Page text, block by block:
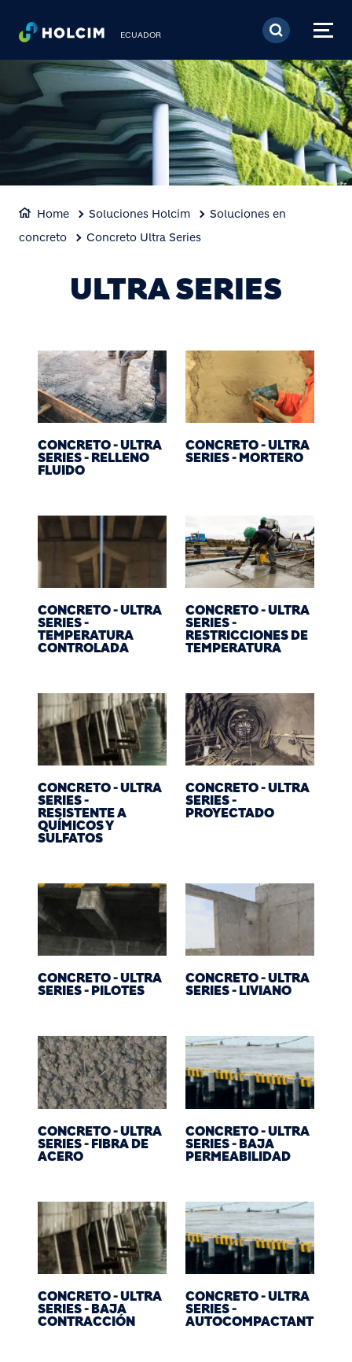
Pasar al contenido
ECUADOR
Home Soluciones Holcim
Soluciones en
concreto
Concreto Ultra Series
ULTRA SERIES
CONCRETO - ULTRA
SERIES - RELLENO
FLUIDO
CONCRETO - ULTRA
SERIES - MORTERO
CONCRETO - ULTRA
SERIES -
TEMPERATURA
CONTROLADA
CONCRETO - ULTRA
SERIES -
RESTRICCIONES DE
TEMPERATURA
CONCRETO - ULTRA
SERIES -
RESISTENTE A
QUÍMICOS Y
SULFATOS
CONCRETO - ULTRA
SERIES -
PROYECTADO
CONCRETO - ULTRA
SERIES - PILOTES
CONCRETO - ULTRA
SERIES - LIVIANO
CONCRETO - ULTRA
SERIES - FIBRA DE
ACERO
CONCRETO - ULTRA
SERIES - BAJA
PERMEABILIDAD
CONCRETO - ULTRA
SERIES - BAJA
CONTRACCIÓN
CONCRETO - ULTRA
SERIES -
AUTOCOMPACTANTE